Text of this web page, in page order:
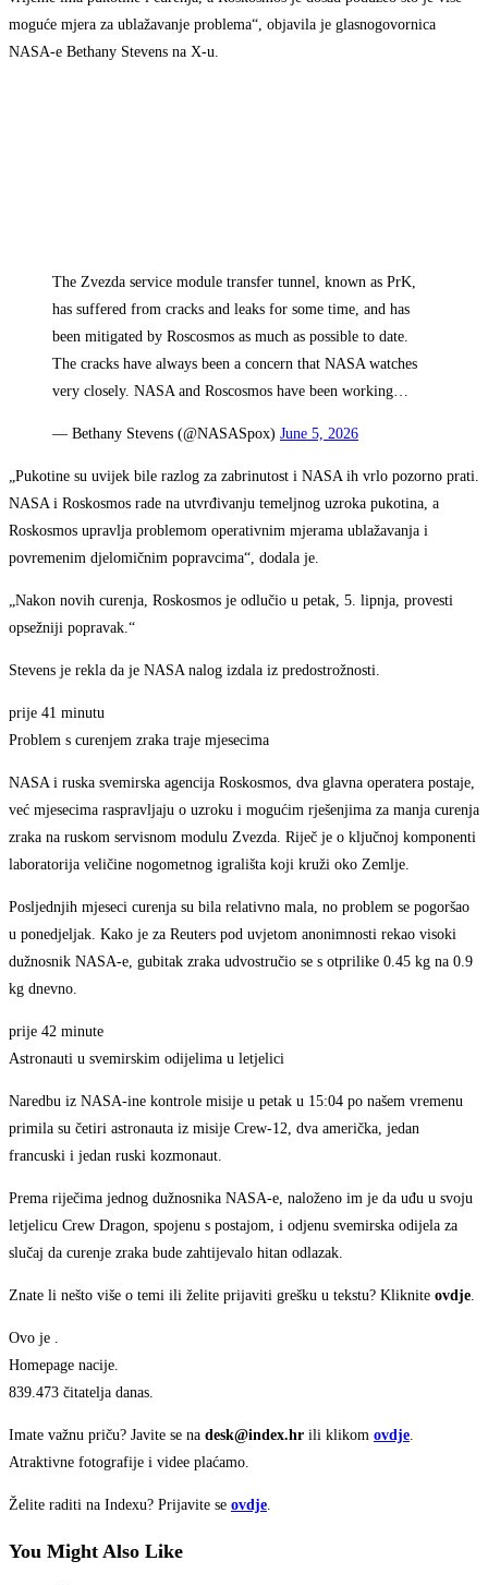
moguće mjera za ublažavanje problema“, objavila je glasnogovornica
NASA-e Bethany Stevens na X-u.
The Zvezda service module transfer tunnel, known as PrK,
has suffered from cracks and leaks for some time, and has
been mitigated by Roscosmos as much as possible to date.
The cracks have always been a concern that NASA watches
very closely. NASA and Roscosmos have been working…
— Bethany Stevens (@NASASpox) June 5, 2026
„Pukotine su uvijek bile razlog za zabrinutost i NASA ih vrlo pozorno prati.
NASA i Roskosmos rade na utvrđivanju temeljnog uzroka pukotina, a
Roskosmos upravlja problemom operativnim mjerama ublažavanja i
povremenim djelomičnim popravcima“, dodala je.
„Nakon novih curenja, Roskosmos je odlučio u petak, 5. lipnja, provesti
opsežniji popravak.“
Stevens je rekla da je NASA nalog izdala iz predostrožnosti.
prije 41 minutu
Problem s curenjem zraka traje mjesecima
NASA i ruska svemirska agencija Roskosmos, dva glavna operatera postaje,
već mjesecima raspravljaju o uzroku i mogućim rješenjima za manja curenja
zraka na ruskom servisnom modulu Zvezda. Riječ je o ključnoj komponenti
laboratorija veličine nogometnog igrališta koji kruži oko Zemlje.
Posljednjih mjeseci curenja su bila relativno mala, no problem se pogoršao
u ponedjeljak. Kako je za Reuters pod uvjetom anonimnosti rekao visoki
dužnosnik NASA-e, gubitak zraka udvostručio se s otprilike 0.45 kg na 0.9
kg dnevno.
prije 42 minute
Astronauti u svemirskim odijelima u letjelici
Naredbu iz NASA-ine kontrole misije u petak u 15:04 po našem vremenu
primila su četiri astronauta iz misije Crew-12, dva američka, jedan
francuski i jedan ruski kozmonaut.
Prema riječima jednog dužnosnika NASA-e, naloženo im je da uđu u svoju
letjelicu Crew Dragon, spojenu s postajom, i odjenu svemirska odijela za
slučaj da curenje zraka bude zahtijevalo hitan odlazak.
Znate li nešto više o temi ili želite prijaviti grešku u tekstu? Kliknite ovdje.
Ovo je .
Homepage nacije.
839.473 čitatelja danas.
Imate važnu priču? Javite se na desk@index.hr ili klikom ovdje.
Atraktivne fotografije i videe plaćamo.
Želite raditi na Indexu? Prijavite se ovdje.
You Might Also Like